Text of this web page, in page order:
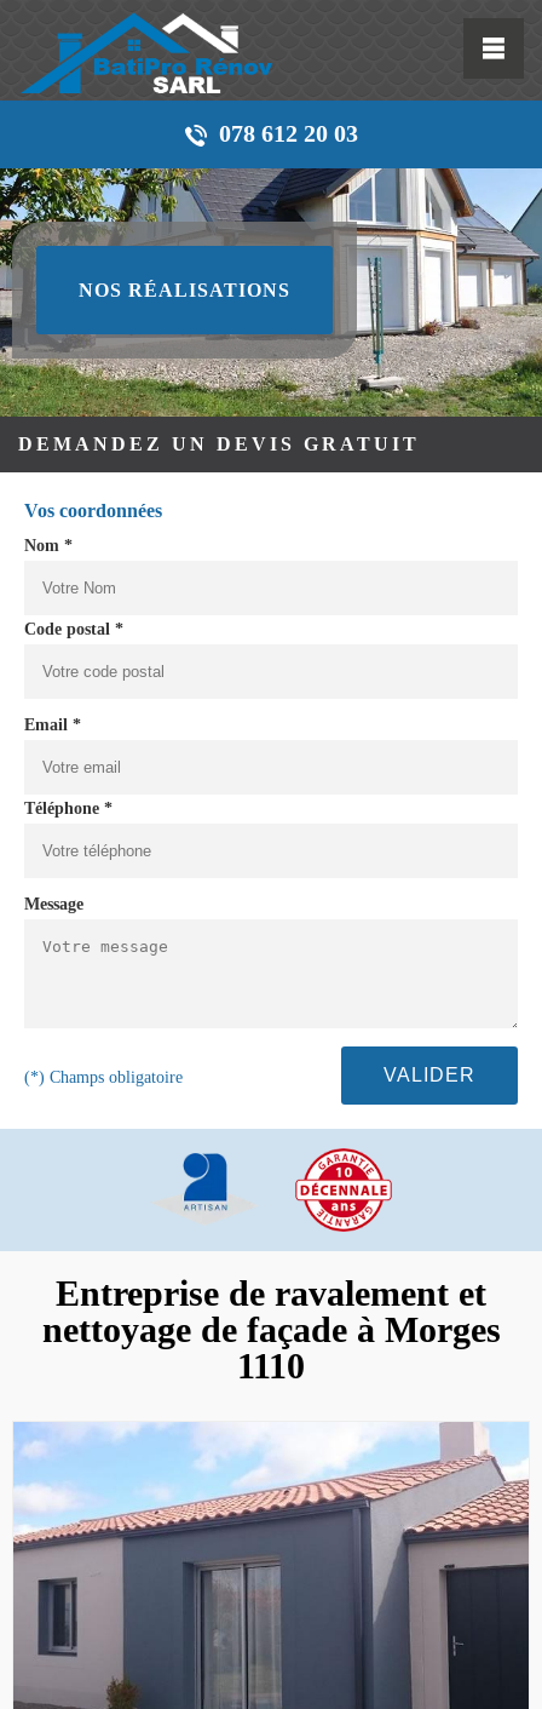
078 612 20 03
NOS RÉALISATIONS
DEMANDEZ UN DEVIS GRATUIT
Vos coordonnées
Nom *
Code postal *
Email *
Téléphone *
Message
(*) Champs obligatoire
Entreprise de ravalement et
nettoyage de façade à Morges
1110